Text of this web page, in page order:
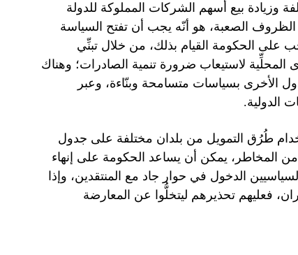
وزيادة بيع أسهم الشركات المملوكة للدولة
الصعبة، هو أنّه يجب أن تفتح السياسة
على الحكومة القيام بذلك، من خلال تبنِّي
لاستيعاب ضرورة تنمية الصادرات؛ وهناك
الأخرى بسياسات متسامحة وبنّاءة، وعبر
الدولية.
طُرُق التمويل من بلدان مختلفة على جدول
من المخاطر، يمكن أن يساعد الحكومة على إنهاء
الدخول في حوار جاد مع المنتقدين، وإذا
فعليهم تحذيرهم ليتخلُّوا عن المعارضة